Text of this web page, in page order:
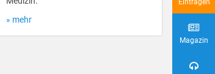
» mehr
Eintragen
Magazin